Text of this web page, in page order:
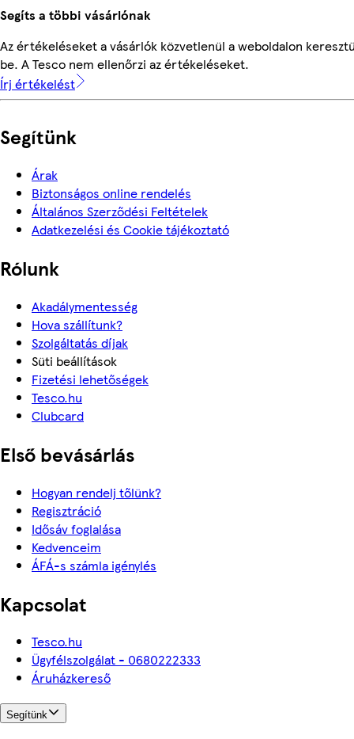
Segíts a többi vásárlónak
Az értékeléseket a vásárlók közvetlenül a weboldalon
be. A Tesco nem ellenőrzi az értékeléseket.
Írj értékelést
Segítünk
Árak
Biztonságos online rendelés
Általános Szerződési Feltételek
Adatkezelési és Cookie tájékoztató
Rólunk
Akadálymentesség
Hova szállítunk?
Szolgáltatás díjak
Süti beállítások
Fizetési lehetőségek
Tesco.hu
Clubcard
Első bevásárlás
Hogyan rendelj tőlünk?
Regisztráció
Idősáv foglalása
Kedvenceim
ÁFÁ-s számla igénylés
Kapcsolat
Tesco.hu
Ügyfélszolgálat - 0680222333
Áruházkereső
Segítünk